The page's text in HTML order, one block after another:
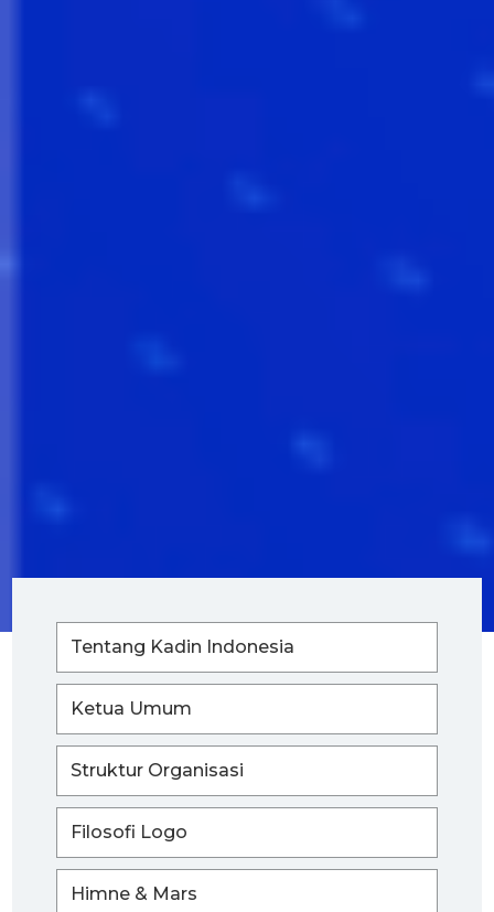
Tentang Kadin Indonesia
Ketua Umum
Struktur Organisasi
Filosofi Logo
Himne & Mars